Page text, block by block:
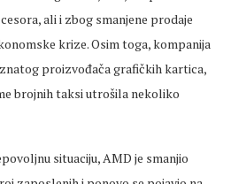
ali i zbog smanjene prodaje
krize. Osim toga, kompanija
proizvođača grafičkih kartica,
brojnih taksi utrošila nekoliko
situaciju, AMD je smanjio